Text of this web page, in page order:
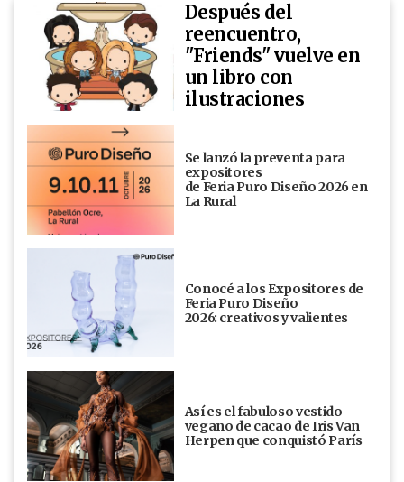
Después del
reencuentro,
"Friends" vuelve en
un libro con
ilustraciones
Se lanzó la preventa para
expositores
de Feria Puro Diseño 2026 en
La Rural
Conocé a los Expositores de
Feria Puro Diseño
2026: creativos y valientes
Así es el fabuloso vestido
vegano de cacao de Iris Van
Herpen que conquistó París